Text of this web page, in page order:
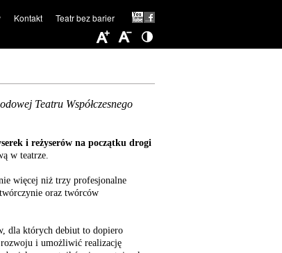
Kontakt Teatr bez barier
Teatru Współczesnego
i reżyserów na początku drogi
w teatrze.
więcej niż trzy profesjonalne
oraz twórców
dla których debiut to dopiero
rozwoju i umożliwić realizację